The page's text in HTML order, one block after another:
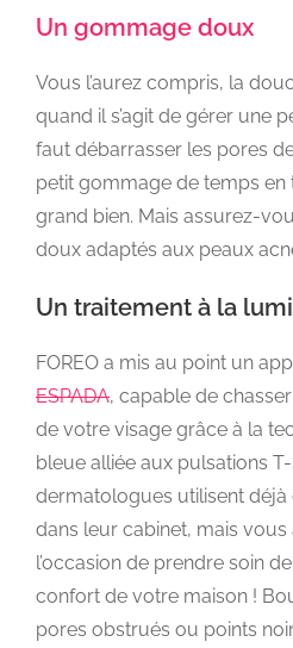
Un gommage doux
Vous l’aurez compris, la
quand il s’agit de gérer une
faut débarrasser les pores
petit gommage de temps en
grand bien. Mais assurez-
doux adaptés aux peaux
Un traitement à la
FOREO a mis au point un
ESPADA, capable de
de votre visage grâce à la
bleue alliée aux pulsations
dermatologues utilisent
dans leur cabinet, mais vous
l’occasion de prendre soin
confort de votre maison !
pores obstrués ou points